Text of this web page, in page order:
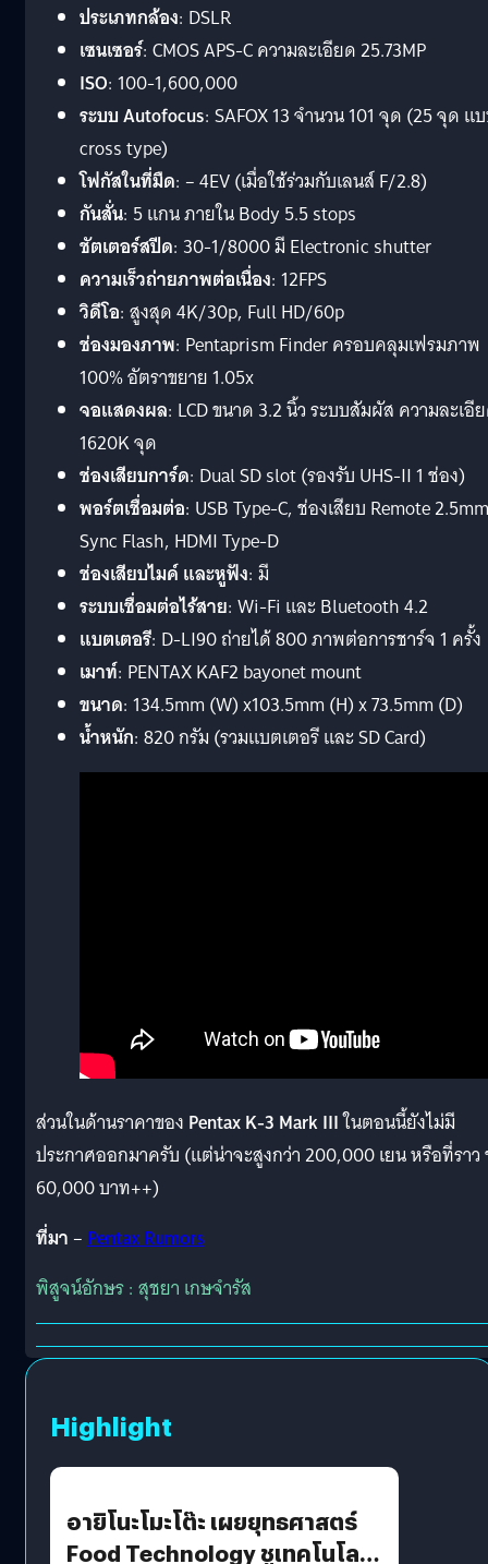
ประเภทกล้อง: DSLR
เซนเซอร์: CMOS APS-C ความละเอียด 25.73MP
ISO: 100-1,600,000
ระบบ Autofocus: SAFOX 13 จำนวน 101 จุด (25 จุด แ
cross type)
โฟกัสในที่มืด: – 4EV (เมื่อใช้ร่วมกับเลนส์ F/2.8)
กันสั่น: 5 แกน ภายใน Body 5.5 stops
ชัตเตอร์สปีด: 30-1/8000 มี Electronic shutter
ความเร็วถ่ายภาพต่อเนื่อง: 12FPS
วิดีโอ: สูงสุด 4K/30p, Full HD/60p
ช่องมองภาพ: Pentaprism Finder ครอบคลุมเฟรมภาพ
100% อัตราขยาย 1.05x
จอแสดงผล: LCD ขนาด 3.2 นิ้ว ระบบสัมผัส ความละเอี
1620K จุด
ช่องเสียบการ์ด: Dual SD slot (รองรับ UHS-II 1 ช่อง)
พอร์ตเชื่อมต่อ: USB Type-C, ช่องเสียบ Remote
Sync Flash, HDMI Type-D
ช่องเสียบไมค์ และหูฟัง: มี
ระบบเชื่อมต่อไร้สาย: Wi-Fi และ Bluetooth 4.2
แบตเตอรี: D-LI90 ถ่ายได้ 800 ภาพต่อการชาร์จ 1 ครั้ง
เมาท์: PENTAX KAF2 bayonet mount
ขนาด: 134.5mm (W) x103.5mm (H) x 73.5mm (D)
น้ำหนัก: 820 กรัม (รวมแบตเตอรี และ SD Card)
ส่วนในด้านราคาของ Pentax K-3 Mark IIIในตอนนี้ยังไม่มี
ประกาศออกมาครับ (แต่น่าจะสูงกว่า 200,000 เยน หรือที่ราว
60,000 บาท++)
ที่มา –Pentax Rumors
พิสูจน์อักษร : สุชยา เกษจำรัส
Highlight
อายิโนะโมะโต๊ะ เผยยุทธศาสตร์
Food Technology ชูเทคโนโลยี